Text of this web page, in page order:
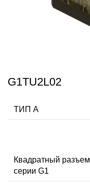
G1TU2L02
ТИП А
Квадратный разъем
серии G1